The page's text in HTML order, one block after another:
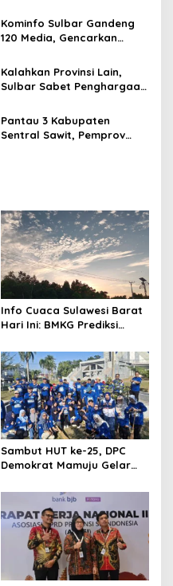
Kerja Sulawesi Barat
Kominfo Sulbar Gandeng
120 Media, Gencarkan
Data
Kalahkan Provinsi Lain,
Sulbar Sabet Penghargaan
Menekan Pengangguran
Pantau 3 Kabupaten
Sentral Sawit, Pemprov
Info Cuaca Sulawesi Barat
Hari Ini: BMKG Prediksi
Sambut HUT ke-25, DPC
Demokrat Mamuju Gelar
Indonesia Asri